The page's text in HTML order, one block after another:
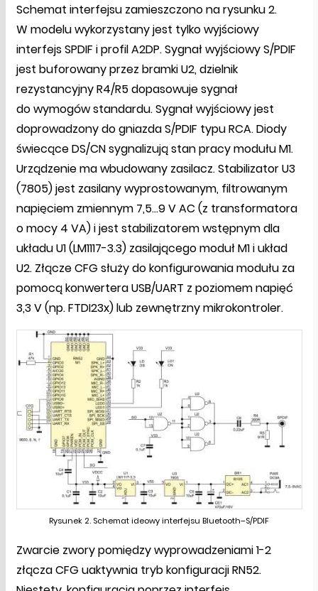
Schemat interfejsu zamieszczono na rysunku 2.
W modelu wykorzystany jest tylko wyjściowy
interfejs SPDIF i profil A2DP. Sygnał wyjściowy S/PDIF
jest buforowany przez bramki U2, dzielnik
rezystancyjny R4/R5 dopasowuje sygnał
do wymogów standardu. Sygnał wyjściowy jest
doprowadzony do gniazda S/PDIF typu RCA. Diody
świecące DS/CN sygnalizują stan pracy modułu M1.
Urządzenie ma wbudowany zasilacz. Stabilizator U3
(7805) jest zasilany wyprostowanym, filtrowanym
napięciem zmiennym 7,5…9 V AC (z transformatora
o mocy 4 VA) i jest stabilizatorem wstępnym dla
układu U1 (LM1117-3.3) zasilającego moduł M1 i układ
U2. Złącze CFG służy do konfigurowania modułu za
pomocą konwertera USB/UART z poziomem napięć
3,3 V (np. FTDI23x) lub zewnętrzny mikrokontroler.
Rysunek 2. Schemat ideowy interfejsu Bluetooth–S/PDIF
Zwarcie zwory pomiędzy wyprowadzeniami 1-2
złącza CFG uaktywnia tryb konfiguracji RN52.